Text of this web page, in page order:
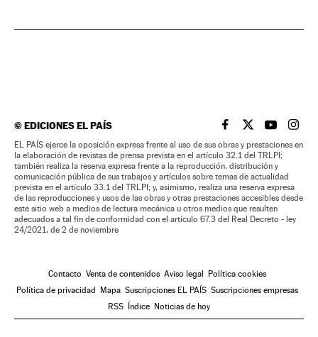
©EDICIONES EL PAÍS EL PAÍS BRASIL EN
EL PAÍSEL PAÍS
EL
EL PAÍS ejerce la oposición expresa frente al uso de sus obras y prestaciones en
la elaboración de revistas de prensa prevista en el artículo 32.1 del TRLPI;
también realiza la reserva expresa frente a la reproducción, distribución y
comunicación pública de sus trabajos y artículos sobre temas de actualidad
prevista en el artículo 33.1 del TRLPI; y, asimismo, realiza una reserva expresa
de las reproducciones y usos de las obras y otras prestaciones accesibles desde
este sitio web a medios de lectura mecánica u otros medios que resulten
adecuados a tal fin de conformidad con el artículo 67.3 del Real Decreto - ley
24/2021, de 2 de noviembre
Contacto Venta de contenidos Aviso legal
Política cookies
Política de privacidad
Mapa Suscripciones EL PAÍS Suscripciones empresas
RSS
Índice Noticias de hoy